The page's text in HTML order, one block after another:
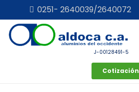
0251- 2640039/2640072
J-00128491-5
Cotización